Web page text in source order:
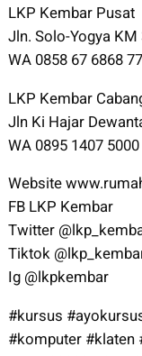
LKP Kembar Pusat
Jln. Solo-Yogya
WA 0858 67 6868 77
LKP Kembar
Jln Ki Hajar
WA 0895 1407 5000
Website
FB LKP Kembar
Twitter
Tiktok
Ig @lkpkembar
#kursus
#komputer #klaten